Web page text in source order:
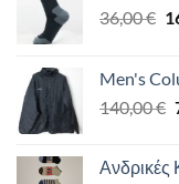
36,00€
Men's
140,00€
Ανδρικές